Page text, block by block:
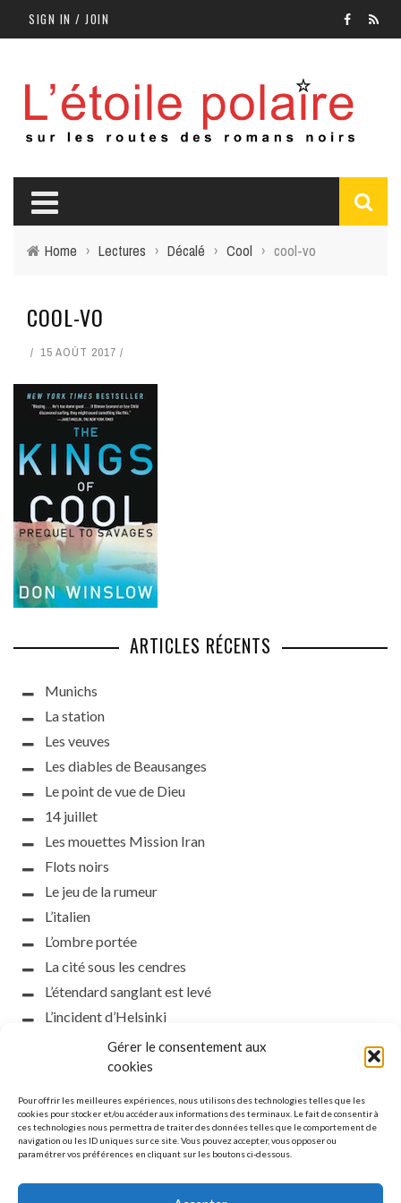
Gérer le consentement aux
cookies
Pour offrir les meilleures expériences, nous utilisons des technologies telles que les
cookies pour stocker et/ou accéder aux informations des terminaux. Le fait de consentir à
ces technologies nous permettra de traiter des données telles que le comportement de
navigation ou les ID uniques sur ce site. Vous pouvez accepter, vous opposer ou
paramétrer vos préférences en cliquant sur les boutons ci-dessous.
SIGN IN / JOIN
Home › Lectures › Décalé › Cool › cool-vo
COOL-VO
15 AOÛT 2017
ARTICLES RÉCENTS
Munichs
La station
Les veuves
Les diables de Beausanges
Le point de vue de Dieu
14 juillet
Les mouettes Mission Iran
Flots noirs
Le jeu de la rumeur
L’italien
L’ombre portée
La cité sous les cendres
L’étendard sanglant est levé
L’incident d’Helsinki
la petite fasciste
Toutes les nuances de la nuit
Que s’obscurcissent le soleil et la lumière
Le silence